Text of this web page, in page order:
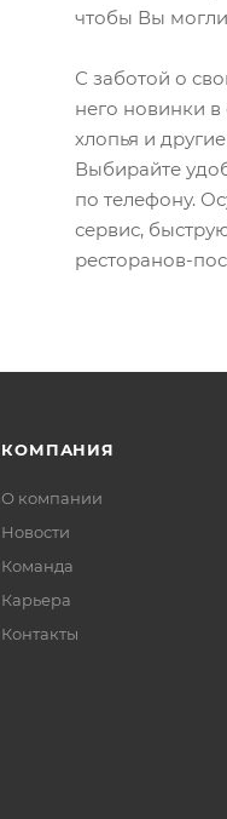
чтобы Вы
С заботой о
него новинки
хлопья и
Выбирайте
по телефону.
сервис,
ресторанов-
КОМПАНИЯ
О компании
Новости
Команда
Карьера
Контакты